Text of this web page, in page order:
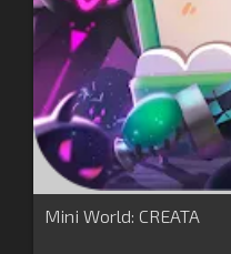
Mini World: CREATA